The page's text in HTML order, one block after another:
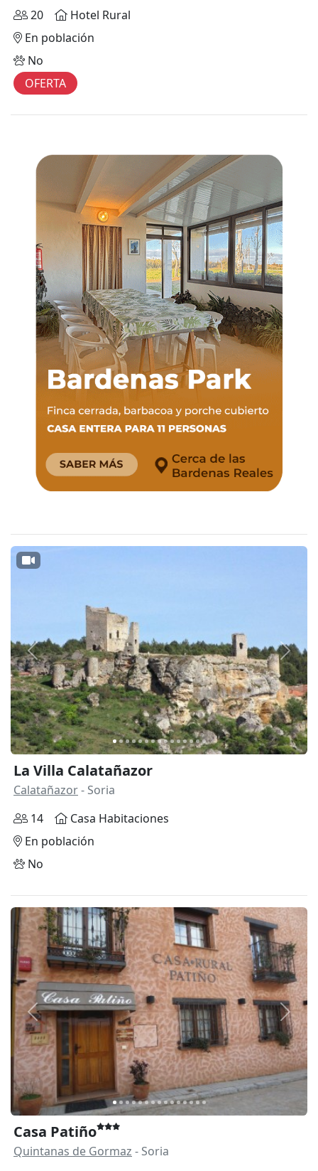
20
Hotel Rural
En población
No
OFERTA
Anterior
La Villa Calatañazor
Calatañazor- Soria
14
Casa Habitaciones
En población
No
Anterior
Casa Patiño
Quintanas de Gormaz - Soria